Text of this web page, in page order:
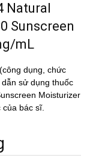
Natural
Sunscreen
mL
dụng, chức
sử dụng thuốc
Moisturizer
bác sĩ.